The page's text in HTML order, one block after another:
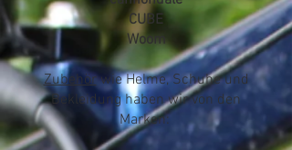
CUBE
Woom
Zubehörwie Helme, Schuhe und
Bekleidung haben wir von den
Marken: